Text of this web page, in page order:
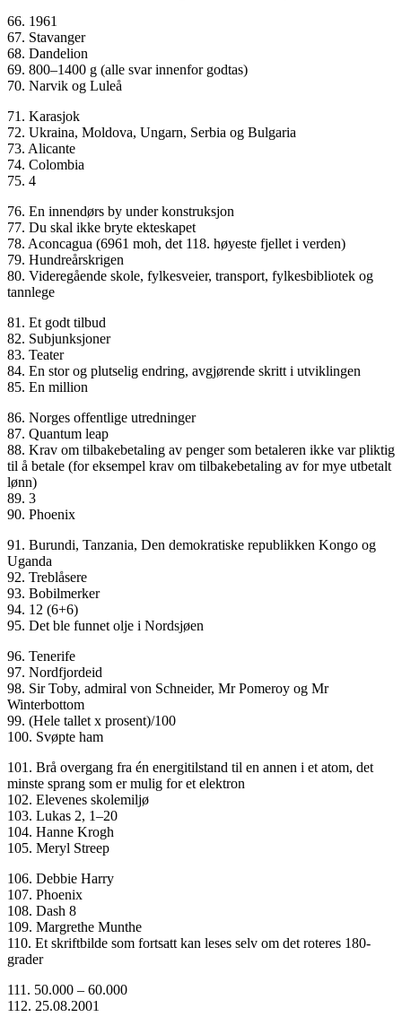
66. 1961
67. Stavanger
68. Dandelion
69. 800–1400 g (alle svar innenfor godtas)
70. Narvik og Luleå
71. Karasjok
72. Ukraina, Moldova, Ungarn, Serbia og Bulgaria
73. Alicante
74. Colombia
75. 4
76. En innendørs by under konstruksjon
77. Du skal ikke bryte ekteskapet
78. Aconcagua (6961 moh, det 118. høyeste fjellet i verden)
79. Hundreårskrigen
80. Videregående skole, fylkesveier, transport, fylkesbibliotek og
tannlege
81. Et godt tilbud
82. Subjunksjoner
83. Teater
84. En stor og plutselig endring, avgjørende skritt i utviklingen
85. En million
86. Norges offentlige utredninger
87. Quantum leap
88. Krav om tilbakebetaling av penger som betaleren ikke var pliktig
til å betale (for eksempel krav om tilbakebetaling av for mye utbetalt
lønn)
89. 3
90. Phoenix
91. Burundi, Tanzania, Den demokratiske republikken Kongo og
Uganda
92. Treblåsere
93. Bobilmerker
94. 12 (6+6)
95. Det ble funnet olje i Nordsjøen
96. Tenerife
97. Nordfjordeid
98. Sir Toby, admiral von Schneider, Mr Pomeroy og Mr
Winterbottom
99. (Hele tallet x prosent)/100
100. Svøpte ham
101. Brå overgang fra én energitilstand til en annen i et atom, det
minste sprang som er mulig for et elektron
102. Elevenes skolemiljø
103. Lukas 2, 1–20
104. Hanne Krogh
105. Meryl Streep
106. Debbie Harry
107. Phoenix
108. Dash 8
109. Margrethe Munthe
110. Et skriftbilde som fortsatt kan leses selv om det roteres 180-
grader
111. 50.000 – 60.000
112. 25.08.2001